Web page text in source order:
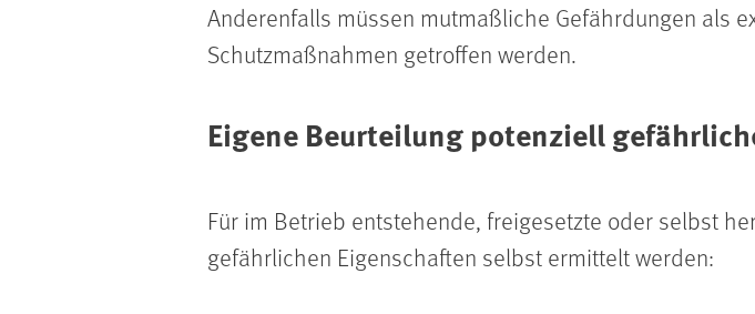
Anderenfalls müssen mutmaßliche Gefährdungen als
Schutzmaßnahmen getroffen werden.
Eigene Beurteilung potenziell
Für im Betrieb entstehende, freigesetzte oder selbst
gefährlichen Eigenschaften selbst ermittelt werden: